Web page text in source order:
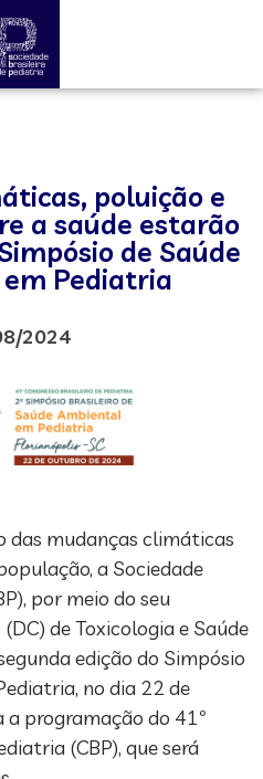
poluição e
a saúde estarão
de Saúde
Pediatria
2024
das mudanças climáticas
a Sociedade
por meio do seu
de Toxicologia e Saúde
edição do Simpósio
no dia 22 de
programação do 41º
(CBP), que será